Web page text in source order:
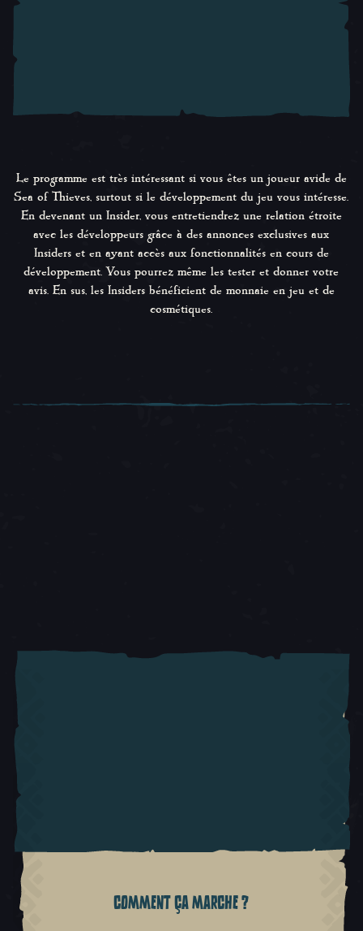
Le programme est très intéressant si vous êtes un joueur avide de
Sea of Thieves, surtout si le développement du jeu vous intéresse.
En devenant un Insider, vous entretiendrez une relation étroite
avec les développeurs grâce à des annonces exclusives aux
Insiders et en ayant accès aux fonctionnalités en cours de
développement. Vous pourrez même les tester et donner votre
avis. En sus, les Insiders bénéficient de monnaie en jeu et de
cosmétiques.
COMMENT ÇA MARCHE ?